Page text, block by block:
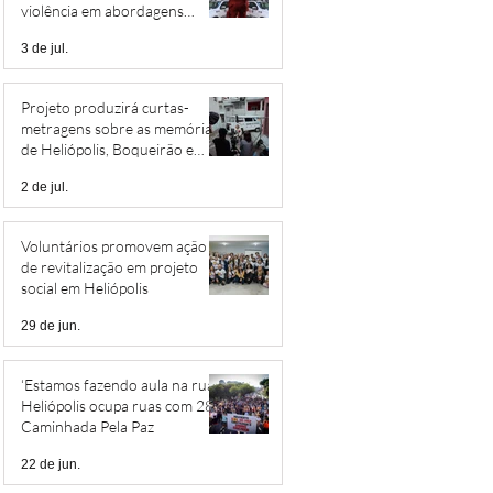
violência em abordagens
3 de jul.
Projeto produzirá curtas-
metragens sobre as memórias
de Heliópolis, Boqueirão e
2 de jul.
Voluntários promovem ação
de revitalização em projeto
social em Heliópolis
29 de jun.
‘Estamos fazendo aula na rua’:
Heliópolis ocupa ruas com 28ª
Caminhada Pela Paz
22 de jun.